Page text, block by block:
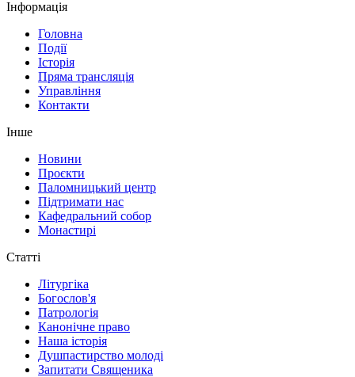
Інформація
Головна
Події
Історія
Пряма трансляція
Управління
Контакти
Інше
Новини
Проєкти
Паломницький центр
Підтримати нас
Кафедральний собор
Монастирі
Статті
Літургіка
Богослов'я
Патрологія
Канонічне право
Наша історія
Душпастирство молоді
Запитати Священика